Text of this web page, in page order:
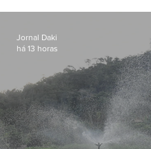
Jornal Daki
há 13 horas